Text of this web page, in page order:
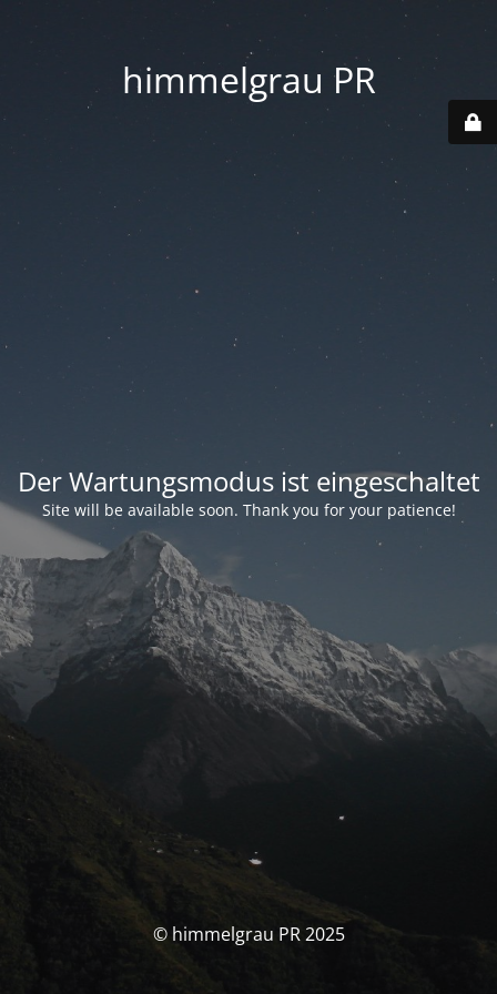
himmelgrau PR
Der Wartungsmodus ist eingeschaltet
Site will be available soon. Thank you for your patience!
© himmelgrau PR 2025